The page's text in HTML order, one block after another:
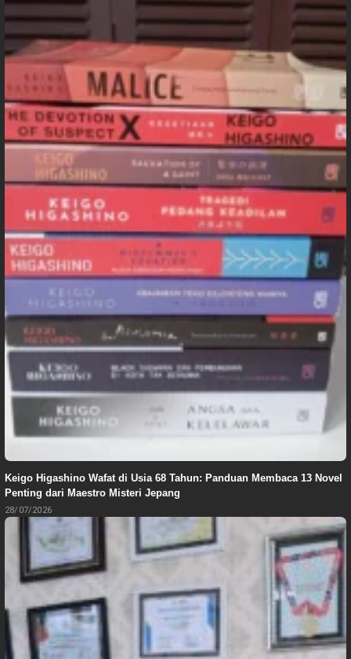
Keigo Higashino Wafat di Usia 68 Tahun: Panduan Membaca 13 Novel
Penting dari Maestro Misteri Jepang
28/07/2026